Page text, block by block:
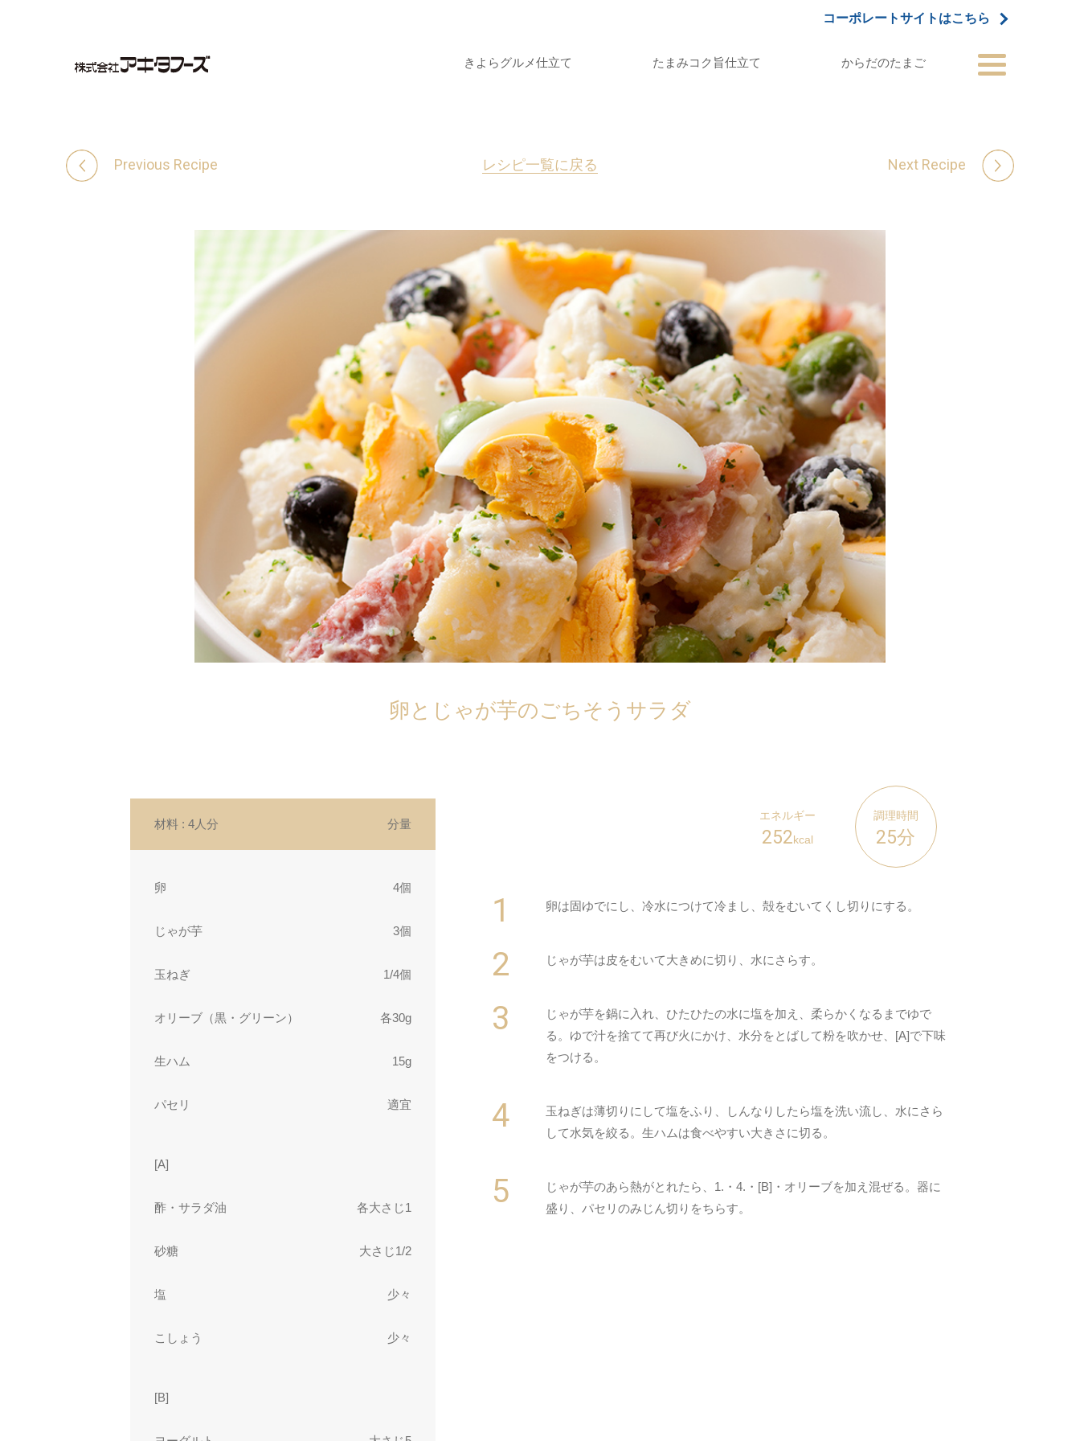
コーポレートサイトはこちら
きよらグルメ仕立て たまみコク旨仕立て からだのたまご
Previous Recipe レシピ一覧に戻る Next Recipe
卵とじゃが芋のごちそうサラダ
材料 : 4人分 分量
卵 4個
じゃが芋 3個
玉ねぎ 1/4個
オリーブ（黒・グリーン） 各30g
生ハム 15g
パセリ 適宜
[A]
酢・サラダ油 各大さじ1
砂糖 大さじ1/2
塩 少々
こしょう 少々
[B]
エネルギー
252kcal
調理時間
25分
卵は固ゆでにし、冷水につけて冷まし、殻をむいてくし切りにする。
じゃが芋は皮をむいて大きめに切り、水にさらす。
じゃが芋を鍋に入れ、ひたひたの水に塩を加え、柔らかくなるまでゆで
る。ゆで汁を捨てて再び火にかけ、水分をとばして粉を吹かせ、[A]で下味
をつける。
玉ねぎは薄切りにして塩をふり、しんなりしたら塩を洗い流し、水にさら
して水気を絞る。生ハムは食べやすい大きさに切る。
じゃが芋のあら熱がとれたら、1.・4.・[B]・オリーブを加え混ぜる。器に
盛り、パセリのみじん切りをちらす。